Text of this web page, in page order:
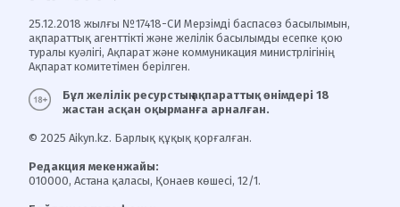
25.12.2018 жылғы №17418-СИ Мерзімді баспасөз басылымын,
ақпараттық агенттікті және желілік басылымды есепке қою
туралы куәлігі, Ақпарат және коммуникация министрлігінің
Ақпарат комитетімен берілген.
Бұл желілік ресурстың ақпараттық өнімдері 18
жастан асқан оқырманға арналған.
© 2025 Aikyn.kz. Барлық құқық қорғалған.
Редакция мекенжайы:
010000, Астана қаласы, Қонаев көшесі, 12/1.